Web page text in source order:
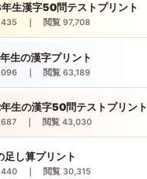
生漢字50問テストプリント
｜ 閲覧 97,708
生の漢字プリント
｜ 閲覧 63,189
生の漢字50問テストプリント
｜ 閲覧 43,030
足し算プリント
｜ 閲覧 30,315